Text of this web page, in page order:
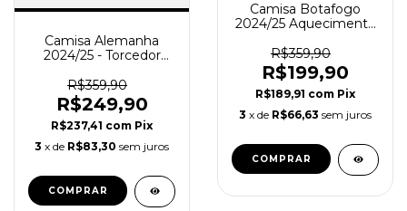
Camisa Alemanha
2024/25 - Torcedor
R$359,90
R$249,90
R$237,41 com Pix
3 x de R$83,30 sem juros
COMPRAR
Camisa Botafogo
2024/25 Aquecimento
Masculina - Preta Azul
R$359,90
R$199,90
R$189,91 com Pix
3 x de R$66,63 sem juros
COMPRAR